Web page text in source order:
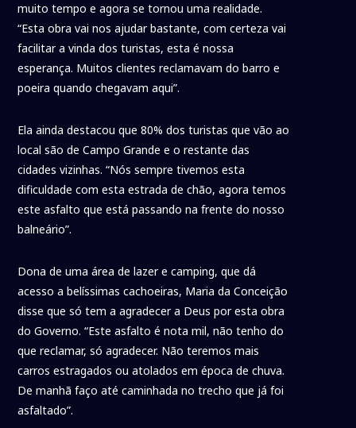
muito tempo e agora se tornou uma realidade.
“Esta obra vai nos ajudar bastante, com certeza vai
facilitar a vinda dos turistas, esta é nossa
esperança. Muitos clientes reclamavam do barro e
poeira quando chegavam aqui”.
Ela ainda destacou que 80% dos turistas que vão ao
local são de Campo Grande e o restante das
cidades vizinhas. “Nós sempre tivemos esta
dificuldade com esta estrada de chão, agora temos
este asfalto que está passando na frente do nosso
balneário”.
Dona de uma área de lazer e camping, que dá
acesso a belíssimas cachoeiras, Maria da Conceição
disse que só tem a agradecer a Deus por esta obra
do Governo. “Este asfalto é nota mil, não tenho do
que reclamar, só agradecer. Não teremos mais
carros estragados ou atolados em época de chuva.
De manhã faço até caminhada no trecho que já foi
asfaltado”.